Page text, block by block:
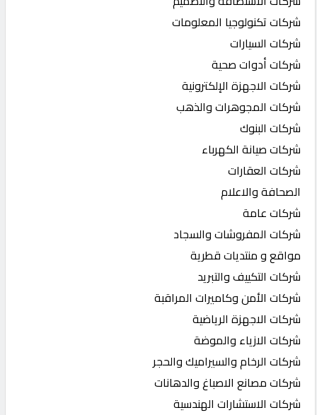
شركات تكنولوجيا المعلومات
شركات السيارات
شركات أدوات صحية
شركات الاجهزة الإلكترونية
شركات المجوهرات والذهب
شركات البنوك
شركات صيانة الكهرباء
شركات العقارات
الصحافة والاعلام
شركات عامة
شركات المفروشات والسجاد
مواقع و منتديات قطرية
شركات التكييف والتبريد
شركات الأمن وكاميرات المراقبة
شركات الاجهزة الرياضية
شركات الازياء والموضة
شركات الرخام والسيراميك والحجر
شركات مصانع الاصباغ والدهانات
شركات الاستشارات الهندسية